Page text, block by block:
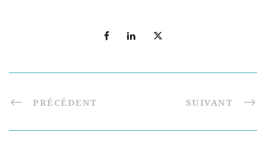
PRÉCÉDENT SUIVANT